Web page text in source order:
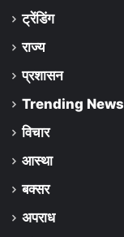
ट्रेंडिंग
राज्य
प्रशासन
Trending News
विचार
आस्था
बक्सर
अपराध